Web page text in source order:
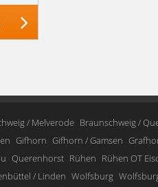
/ Melverode Braunschweig /
Gifhorn Gifhorn / Gamsen
Querenhorst Rühen Rühen OT
/ Linden Wolfsburg